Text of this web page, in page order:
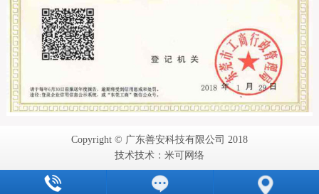
Copyright © 广东善安科技有限公司 2018
技术技术：米可网络